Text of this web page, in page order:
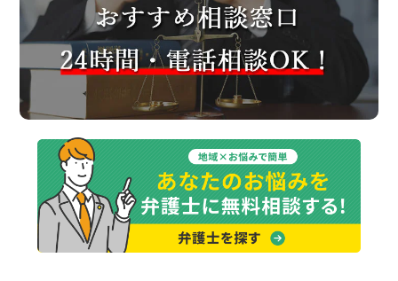
遺産相続
労働問題
債権回収
IT・ネット
資金調達